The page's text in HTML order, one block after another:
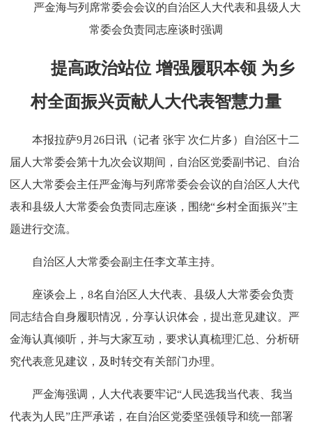
严金海与列席常委会会议的自治区人大代表和县级人大
常委会负责同志座谈时强调
提高政治站位 增强履职本领 为乡
村全面振兴贡献人大代表智慧力量
本报拉萨9月26日讯（记者 张宇 次仁片多）自治区十二
届人大常委会第十九次会议期间，自治区党委副书记、自治
区人大常委会主任严金海与列席常委会会议的自治区人大代
表和县级人大常委会负责同志座谈，围绕“乡村全面振兴”主
题进行交流。
自治区人大常委会副主任李文革主持。
座谈会上，8名自治区人大代表、县级人大常委会负责
同志结合自身履职情况，分享认识体会，提出意见建议。严
金海认真倾听，并与大家互动，要求认真梳理汇总、分析研
究代表意见建议，及时转交有关部门办理。
严金海强调，人大代表要牢记“人民选我当代表、我当
代表为人民”庄严承诺，在自治区党委坚强领导和统一部署